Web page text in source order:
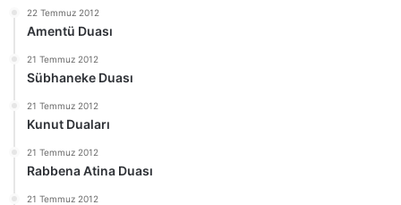
22 Temmuz 2012
Amentü Duası
21 Temmuz 2012
Sübhaneke Duası
21 Temmuz 2012
Kunut Duaları
21 Temmuz 2012
Rabbena Atina Duası
21 Temmuz 2012